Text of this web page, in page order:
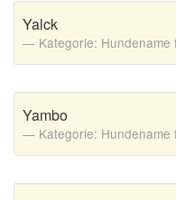
Yalck
Kategorie: Hundename
Yambo
Kategorie: Hundename